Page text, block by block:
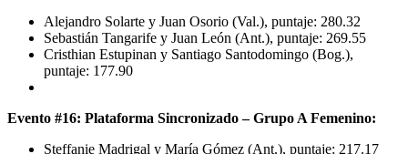
Alejandro Solarte y Juan Osorio (Val.), puntaje: 280.32
Sebastián Tangarife y Juan León (Ant.), puntaje: 269.55
Cristhian Estupinan y Santiago Santodomingo (Bog.),
puntaje: 177.90
Evento #16: Plataforma Sincronizado – Grupo A Femenino:
Steffanie Madrigal y María Gómez (Ant.), puntaje: 217.17